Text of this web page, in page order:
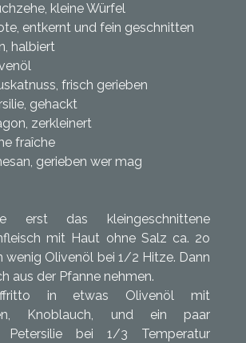
kleine Würfel
entkernt und fein geschnitten
halbiert
frisch gerieben
gehackt
zerkleinert
fraîche
gerieben wer mag
erst das kleingeschnittene
mit Haut ohne Salz ca. 2o
wenig Olivenöl bei 1/2 Hitze. Dann
aus der Pfanne nehmen.
in etwas Olivenöl mit
Knoblauch, und ein paar
Petersilie bei 1/3 Temperatur